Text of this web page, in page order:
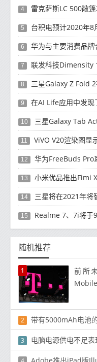
4 雷克萨斯LC 500敞
5 台积电预计2020年8
6 华为与主要消费品牌合作，
7 联发科技Dimensity
8 三星Galaxy Z Fold
9 在AI Life应用中发
10 三星Galaxy Tab
11 ViVO V20渲染图显示
12 华为FreeBuds Pro
13 小米优品推出Fimi
14 三星将在2021年将
15 Realme 7、7i将于9月
随机推荐
1
前所
2 带有5000mAh电池的三星Galaxy
3 电脑电源供电不足